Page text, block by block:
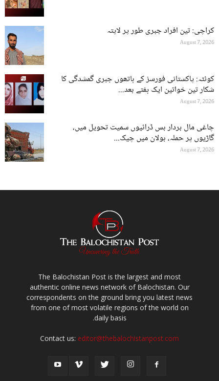
کراچی: تین افراد جبری طور پر لاپتہ
August 7, 2026
کوئٹہ: پاکستانی فورسز کے ہاتھوں جبری گمشدگی کا
شکار تین خواتین ایک ہفتے بعد...
August 7, 2026
چاغی مال بردار بس ڈرائیوں سمیت تحویل میں،
گاڑیوں پر حملہ، بولان میں چیک...
August 7, 2026
The Balochistan Post is the largest and most
authentic online news network of Balochistan. Our
correspondents on the ground bring you latest news
from one of most volatile regions of the world on
daily basis.
Contact us: editor@thebalochistanpost.com